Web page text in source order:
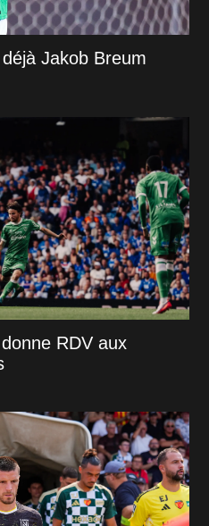
Jakob Breum
RDV aux